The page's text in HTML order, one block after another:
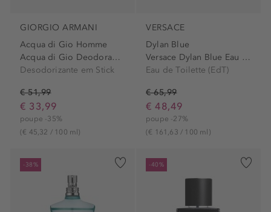
GIORGIO ARMANI
Acqua di Gio Homme
Acqua di Gio Deodorant Stick
Desodorizante em Stick
€ 51,99
€ 33,99
poupe -35%
(€ 45,32 / 100 ml)
VERSACE
Dylan Blue
Versace Dylan Blue Eau de...
Eau de Toilette (EdT)
€ 65,99
€ 48,49
poupe -27%
(€ 161,63 / 100 ml)
-38% -40%